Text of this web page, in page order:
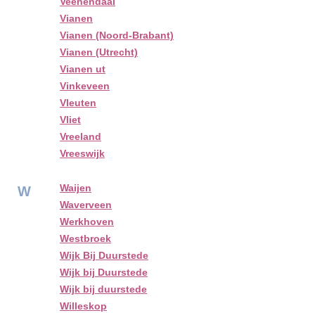
Vianen
Vianen (Noord-Brabant)
Vianen (Utrecht)
Vianen ut
Vinkeveen
Vleuten
Vliet
Vreeland
Vreeswijk
W
Waijen
Waverveen
Werkhoven
Westbroek
Wijk Bij Duurstede
Wijk bij Duurstede
Wijk bij duurstede
Willeskop